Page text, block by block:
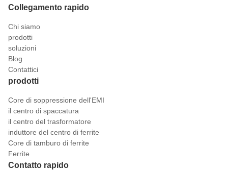
Collegamento rapido
Chi siamo
prodotti
soluzioni
Blog
Contattici
prodotti
Core di soppressione dell'EMI
il centro di spaccatura
il centro del trasformatore
induttore del centro di ferrite
Core di tamburo di ferrite
Ferrite
Contatto rapido